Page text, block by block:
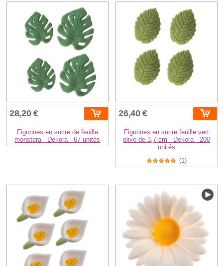
28,20 €
Figurines en sucre de feuille
monstera - Dekora - 67 unités
26,40 €
Figurines en sucre feuille vert
olive de 3,7 cm - Dekora - 200
unités
(1)